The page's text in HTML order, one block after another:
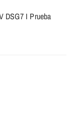
DSG7 I Prueba